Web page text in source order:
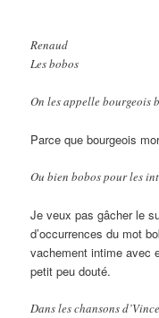
Renaud
Les bobos
On les appelle bourgeois
Parce que bourgeois
Ou bien bobos pour les
Je veux pas gâcher le
d’occurrences du mot
vachement intime avec
petit peu douté.
Dans les chansons